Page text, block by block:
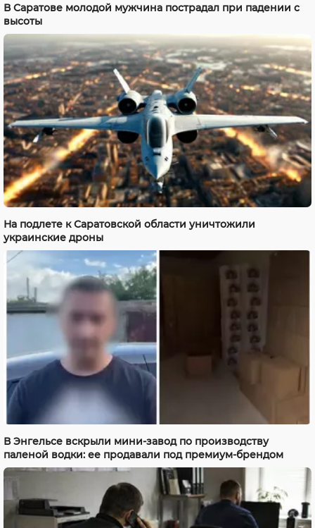
В Саратове молодой мужчина пострадал при падении с
высоты
На подлете к Саратовской области уничтожили
украинские дроны
В Энгельсе вскрыли мини-завод по производству
паленой водки: ее продавали под премиум-брендом